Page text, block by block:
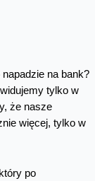
na bank?
tylko w
że nasze
więcej, tylko w
po